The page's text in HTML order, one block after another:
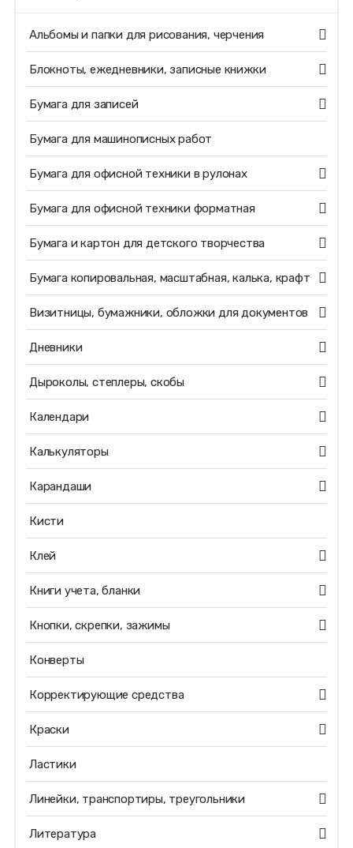
Альбомы и папки для рисования, черчения
Блокноты, ежедневники, записные книжки
Бумага для записей
Бумага для машинописных работ
Бумага для офисной техники в рулонах
Бумага для офисной техники форматная
Бумага и картон для детского творчества
Бумага копировальная, масштабная, калька, крафт
Визитницы, бумажники, обложки для документов
Дневники
Дыроколы, степлеры, скобы
Календари
Калькуляторы
Карандаши
Кисти
Клей
Книги учета, бланки
Кнопки, скрепки, зажимы
Конверты
Корректирующие средства
Краски
Ластики
Линейки, транспортиры, треугольники
Литература